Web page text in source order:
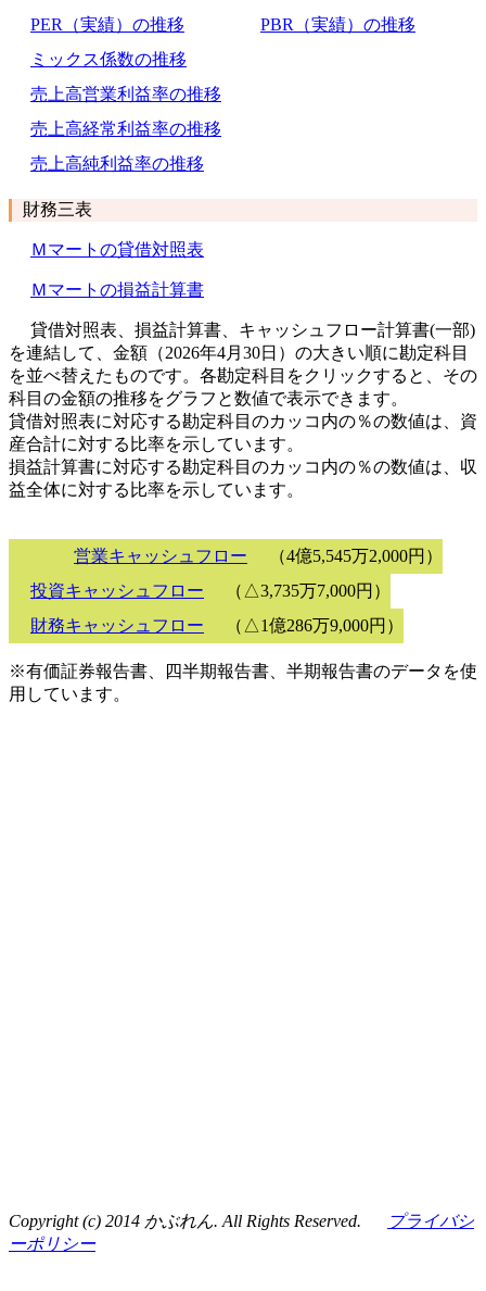
PER（実績）の推移
PBR（実績）の推移
ミックス係数の推移
売上高営業利益率の推移
売上高経常利益率の推移
売上高純利益率の推移
財務三表
Ｍマートの貸借対照表
Ｍマートの損益計算書
貸借対照表、損益計算書、キャッシュフロー計算書(一部)
を連結して、金額（2026年4月30日）の大きい順に勘定科目
を並べ替えたものです。各勘定科目をクリックすると、その
科目の金額の推移をグラフと数値で表示できます。
貸借対照表に対応する勘定科目のカッコ内の％の数値は、資
産合計に対する比率を示しています。
損益計算書に対応する勘定科目のカッコ内の％の数値は、収
益全体に対する比率を示しています。
営業キャッシュフロー
（4億5,545万2,000円）
投資キャッシュフロー
（△3,735万7,000円）
財務キャッシュフロー
（△1億286万9,000円）
※有価証券報告書、四半期報告書、半期報告書のデータを使
用しています。
Copyright (c) 2014 かぶれん. All Rights Reserved.
プライバシ
ーポリシー